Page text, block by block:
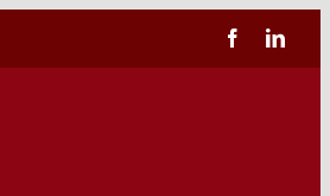
Facebook